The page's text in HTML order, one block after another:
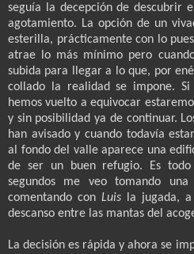
seguía la decepción de descubrir
agotamiento. La opción de un
esterilla, prácticamente con lo
atrae lo más mínimo pero
subida para llegar a lo que, por
collado la realidad se impone.
hemos vuelto a equivocar
y sin posibilidad ya de continuar.
han avisado y cuando todavía
al fondo del valle aparece una
de ser un buen refugio. Es
segundos me veo tomando
comentando con Luis
la jugada,
descanso entre las mantas del
La decisión es rápida y ahora se